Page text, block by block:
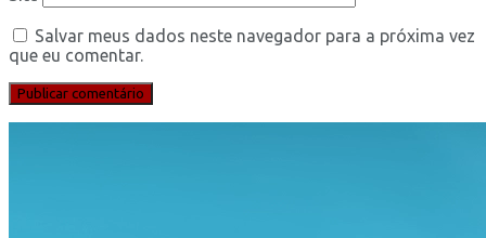
Salvar meus dados neste navegador para a próxima vez
que eu comentar.